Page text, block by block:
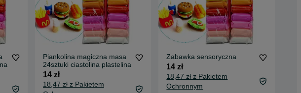
Piankolina magiczna masa
24sztuki ciastolina plastelina
14 zł
18,47 zł z Pakietem
Zabawka sensoryczna
14 zł
18,47 zł z Pakietem
Ochronnym